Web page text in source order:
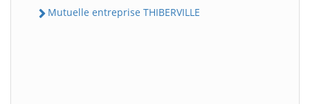
Mutuelle entreprise THIBERVILLE